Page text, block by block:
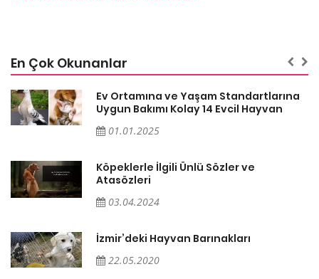
En Çok Okunanlar
Ev Ortamına ve Yaşam Standartlarına
Uygun Bakımı Kolay 14 Evcil Hayvan
01.01.2025
Köpeklerle İlgili Ünlü Sözler ve
Atasözleri
03.04.2024
İzmir’deki Hayvan Barınakları
22.05.2020